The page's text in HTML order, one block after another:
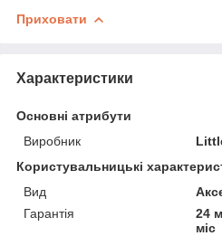
Приховати
Характеристики
Основні атрибути
Виробник
Користувальницькі
Вид
Гарантія
24
міс